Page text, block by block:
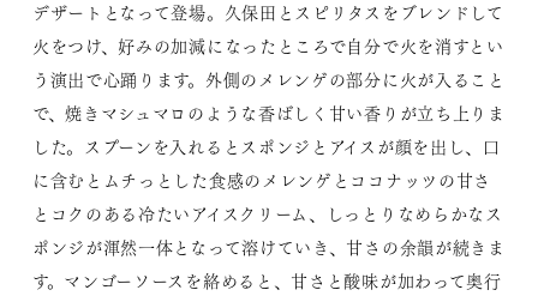
デザートとなって登場。久保田とスピリタスをブレンドして
火をつけ、好みの加減になったところで自分で火を消すとい
う演出で心踊ります。外側のメレンゲの部分に火が入ること
で、焼きマシュマロのような香ばしく甘い香りが立ち上りま
した。スプーンを入れるとスポンジとアイスが顔を出し、口
に含むとムチっとした食感のメレンゲとココナッツの甘さ
とコクのある冷たいアイスクリーム、しっとりなめらかなス
ポンジが渾然一体となって溶けていき、甘さの余韻が続きま
す。マンゴーソースを絡めると、甘さと酸味が加わって奥行